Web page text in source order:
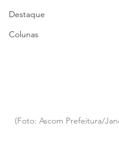
Destaque
Colunas
(Foto: Ascom Prefeitura/